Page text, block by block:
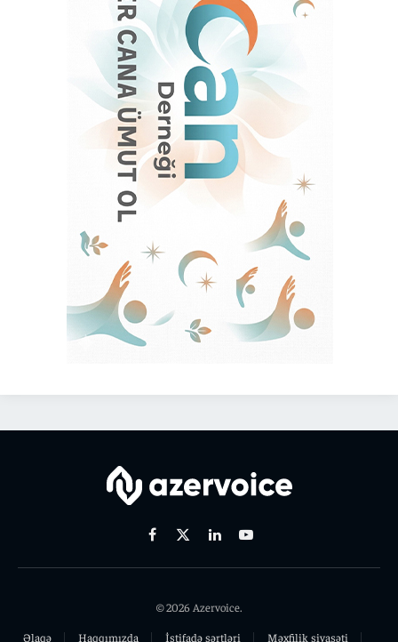
Facebook
X
LinkedinYoutube
© 2026 Azervoice.
Əlaqə
Haqqımızda İstifadə şərtləri Məxfilik siyasəti